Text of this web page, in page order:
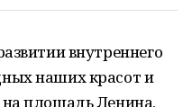
внутреннего
наших красот и
на площадь Ленина,